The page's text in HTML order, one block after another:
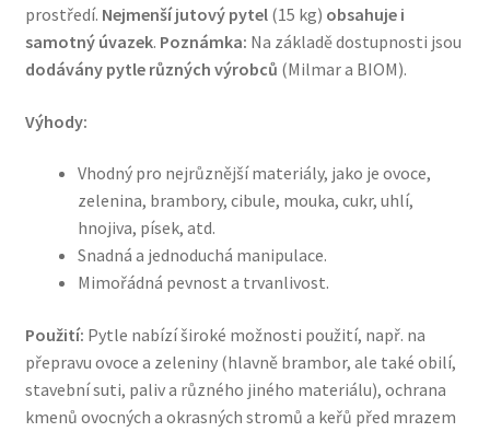
prostředí. Nejmenší jutový pytel(15 kg) obsahuje i
samotný úvazek. Poznámka: Na základě dostupnosti jsou
dodávány pytle různých výrobců (Milmar a BIOM).
Výhody:
Vhodný pro nejrůznější materiály, jako je ovoce,
zelenina, brambory, cibule, mouka, cukr, uhlí,
hnojiva, písek, atd.
Snadná a jednoduchá manipulace.
Mimořádná pevnost a trvanlivost.
Použití: Pytle nabízí široké možnosti použití, např. na
přepravu ovoce a zeleniny (hlavně brambor, ale také obilí,
stavební suti, paliv a různého jiného materiálu), ochrana
kmenů ovocných a okrasných stromů a keřů před mrazem